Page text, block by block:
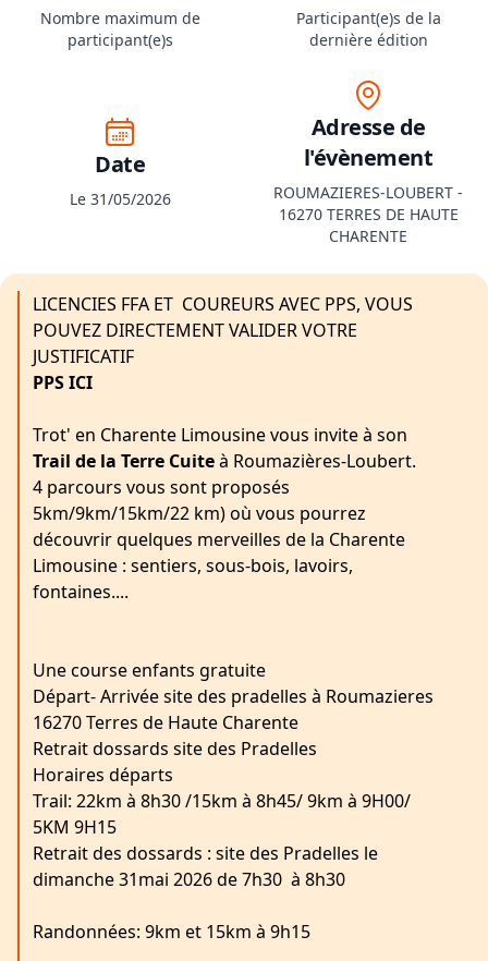
Nombre maximum de
participant(e)s
Participant(e)s de la
dernière édition
Date
Le 31/05/2026
Adresse de
l'évènement
ROUMAZIERES-LOUBERT -
16270 TERRES DE HAUTE
CHARENTE
LICENCIES FFA ET COUREURS AVEC PPS, VOUS
POUVEZ DIRECTEMENT VALIDER VOTRE
JUSTIFICATIF
PPS ICI
Trot' en Charente Limousine vous invite à son
Trail de la Terre Cuiteà Roumazières-Loubert.
4 parcours vous sont proposés
5km/9km/15km/22 km) où vous pourrez
découvrir quelques merveilles de la Charente
Limousine : sentiers, sous-bois, lavoirs,
fontaines....
Une course enfants gratuite
Départ- Arrivée site des pradelles à Roumazieres
16270 Terres de Haute Charente
Retrait dossards site des Pradelles
Horaires départs
Trail: 22km à 8h30 /15km à 8h45/ 9km à 9H00/
5KM 9H15
Retrait des dossards : site des Pradelles le
dimanche 31mai 2026 de 7h30 à 8h30
Randonnées: 9km et 15km à 9h15